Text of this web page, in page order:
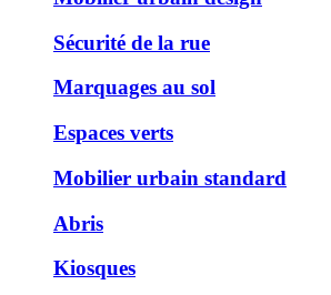
Sécurité de la rue
Marquages au sol
Espaces verts
Mobilier urbain standard
Abris
Kiosques